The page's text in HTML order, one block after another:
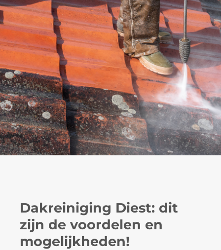
Dakreiniging Diest: dit
zijn de voordelen en
mogelijkheden!